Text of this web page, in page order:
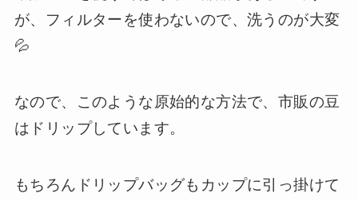
が、フィルターを使わないので、洗うのが大変
💦
なので、このような原始的な方法で、市販の豆
はドリップしています。
もちろんドリップバッグもカップに引っ掛けて